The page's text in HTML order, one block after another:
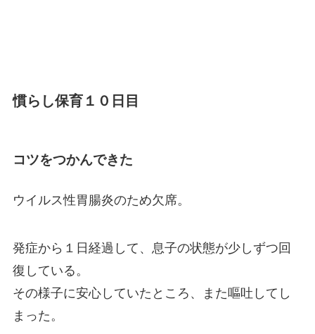
慣らし保育１０日目
コツをつかんできた
ウイルス性胃腸炎のため欠席。
発症から１日経過して、息子の状態が少しずつ回
復している。
その様子に安心していたところ、また嘔吐してし
まった。